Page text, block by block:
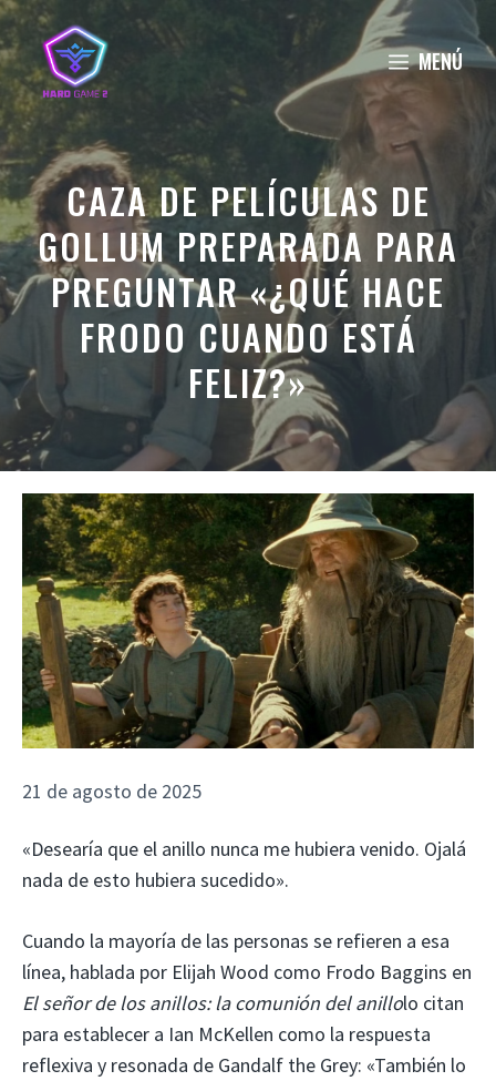
Saltar
al
contenido
MENÚ
CAZA DE PELÍCULAS DE
GOLLUM PREPARADA PARA
PREGUNTAR «¿QUÉ HACE
FRODO CUANDO ESTÁ
FELIZ?»
21 de agosto de 2025
«Desearía que el anillo nunca me hubiera venido. Ojalá
nada de esto hubiera sucedido».
Cuando la mayoría de las personas se refieren a esa
línea, hablada por Elijah Wood como Frodo Baggins en
El señor de los anillos: la comunión del anillolo citan
para establecer a Ian McKellen como la respuesta
reflexiva y resonada de Gandalf the Grey: «También lo